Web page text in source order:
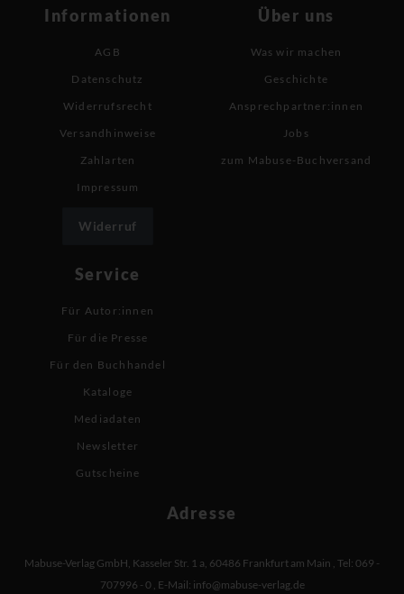
Informationen
AGB
Datenschutz
Widerrufsrecht
Versandhinweise
Zahlarten
Impressum
Widerruf
Über uns
Was wir machen
Geschichte
Ansprechpartner:innen
Jobs
zum Mabuse-Buchversand
Service
Für Autor:innen
Für die Presse
Für den Buchhandel
Kataloge
Mediadaten
Newsletter
Gutscheine
Adresse
Mabuse-Verlag GmbH Kasseler Str. 1 a 60486 Frankfurt am Main Tel: 069 -
707996 - 0 E-Mail: info@mabuse-verlag.de